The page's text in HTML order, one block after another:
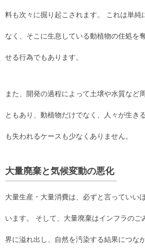
料も次々に掘り起こされます。 これは単純
なく、そこに生息している動植物の住処を
せる行為でもあります。
また、開発の過程によって土壌や水質など
ともあり、動植物だけでなく、人々が生き
も失われるケースも少なくありません。
大量廃棄と気候変動の悪化
大量生産・大量消費は、必ずと言っていい
います。 そして、大量廃棄はインフラのご
界に溢れ出し、自然を汚染する結果につな